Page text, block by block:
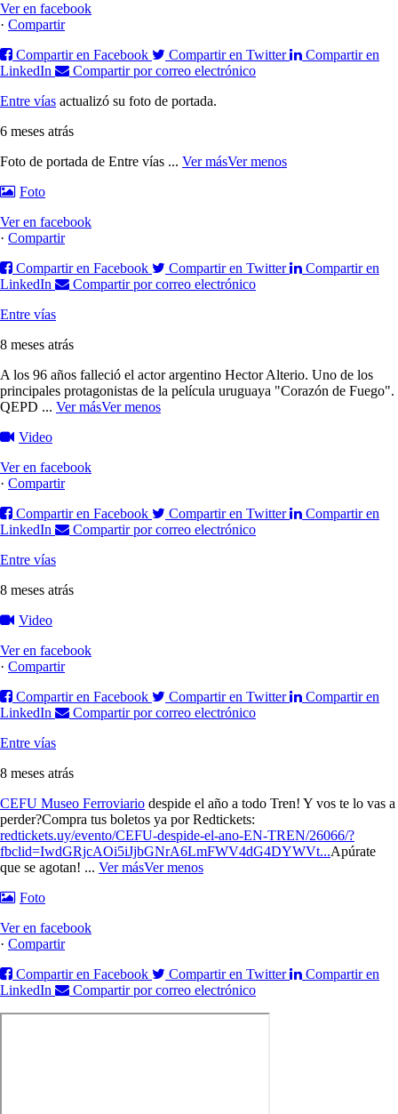
Ver en facebook
· Compartir
Compartir en Facebook
Compartir en Twitter
Compartir en
LinkedIn
Compartir por correo electrónico
Entre vías actualizó su foto de portada.
6 meses atrás
Foto de portada de Entre vías ... Ver másVer menos
Foto
Ver en facebook
· Compartir
Compartir en Facebook
Compartir en Twitter
Compartir en
LinkedIn
Compartir por correo electrónico
Entre vías
8 meses atrás
A los 96 años falleció el actor argentino Hector Alterio. Uno de los
principales protagonistas de la película uruguaya "Corazón de Fuego".
QEPD ... Ver másVer menos
Video
Ver en facebook
· Compartir
Compartir en Facebook
Compartir en Twitter
Compartir en
LinkedIn
Compartir por correo electrónico
Entre vías
8 meses atrás
Video
Ver en facebook
· Compartir
Compartir en Facebook
Compartir en Twitter
Compartir en
LinkedIn
Compartir por correo electrónico
Entre vías
8 meses atrás
CEFU Museo Ferroviario despide el año a todo Tren! Y vos te lo vas a
perder?Compra tus boletos ya por Redtickets:
redtickets.uy/evento/CEFU-despide-el-ano-EN-TREN/26066/?
fbclid=IwdGRjcAOi5iJjbGNrA6LmFWV4dG4DYWVt...Apúrate
que se agotan! ... Ver másVer menos
Foto
Ver en facebook
· Compartir
Compartir en Facebook
Compartir en Twitter
Compartir en
LinkedIn
Compartir por correo electrónico